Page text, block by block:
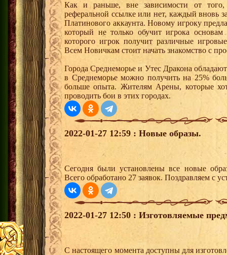
Как и раньше, вне зависимости от того,
реферальной ссылке или нет, каждый вновь
Платинового аккаунта. Новому игроку
который не только обучит игрока
которого игрок получит различные
Всем Новичкам стоит начать знакомство с
Города Среднеморье и Утес Дракона
в Среднеморье можно получить на 25%
больше опыта. Жителям Арены, которые
проводить бои в этих городах.
2022-01-27 12:59 : Новые образы.
Сегодня были установлены все новые
Всего обработано 27 заявок. Поздравляем с
2022-01-27 12:50 : Изготовляемые
С настоящего момента доступны для